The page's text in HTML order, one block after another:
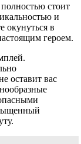
стоит
и
в
героем.
оставит вас